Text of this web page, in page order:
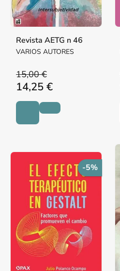
Revista AETG n 46
VARIOS AUTORES
15,00 €
14,25 €
-5%